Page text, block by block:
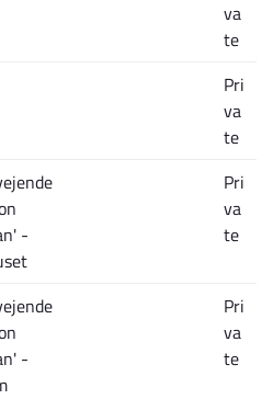
va
te
Pri
va
te
-
Pri
va
te
-
Pri
va
te